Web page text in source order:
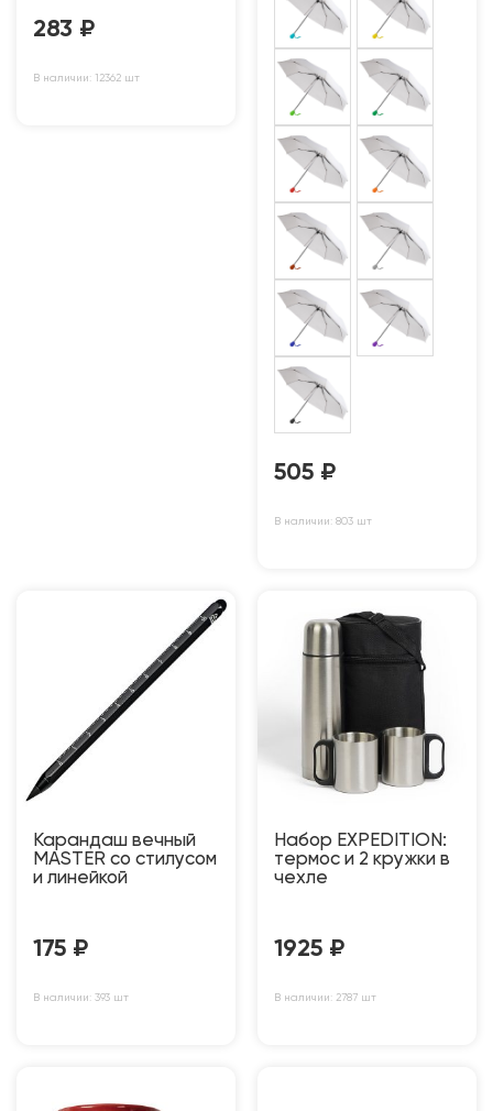
283 ₽
В наличии: 12362 шт
505 ₽
В наличии: 803 шт
Карандаш вечный
MASTER со стилусом
и линейкой
175 ₽
В наличии: 393 шт
Набор EXPEDITION:
термос и 2 кружки в
чехле
1925 ₽
В наличии: 2787 шт